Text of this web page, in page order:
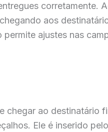
corretamente.
aos
ajustes nas
chegar ao destinatário
Ele é inserido